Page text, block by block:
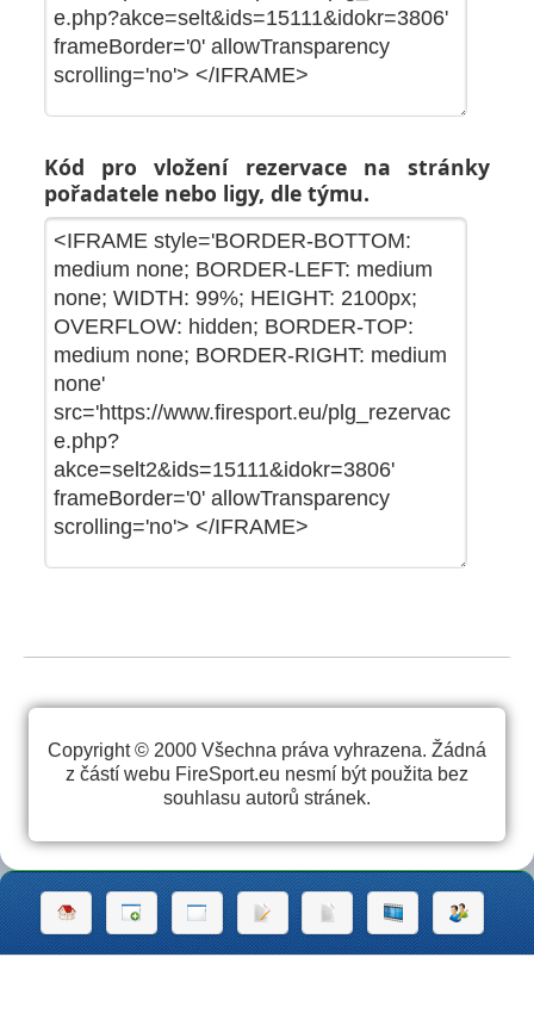
Kód pro vložení rezervace na stránky
pořadatele nebo ligy, dle týmu.
Copyright © 2000 Všechna práva vyhrazena. Žádná
z částí webu FireSport.eu nesmí být použita bez
souhlasu autorů stránek.